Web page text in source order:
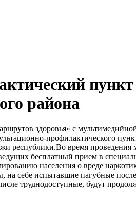
района
здоровья» с
профилактического
республики.Во время
бесплатный прием в
населения о вреде
на себе испытавшие пагубные
труднодоступные, будут